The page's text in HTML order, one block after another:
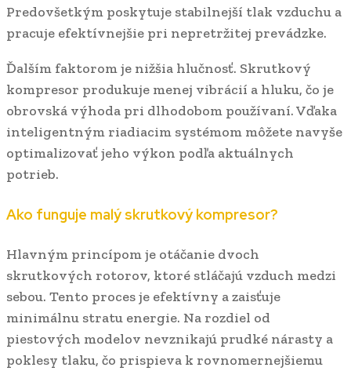
Predovšetkým poskytuje stabilnejší tlak vzduchu a
pracuje efektívnejšie pri nepretržitej prevádzke.
Ďalším faktorom je nižšia hlučnosť. Skrutkový
kompresor produkuje menej vibrácií a hluku, čo je
obrovská výhoda pri dlhodobom používaní. Vďaka
inteligentným riadiacim systémom môžete navyše
optimalizovať jeho výkon podľa aktuálnych
potrieb.
Ako funguje malý skrutkový kompresor?
Hlavným princípom je otáčanie dvoch
skrutkových rotorov, ktoré stláčajú vzduch medzi
sebou. Tento proces je efektívny a zaisťuje
minimálnu stratu energie. Na rozdiel od
piestových modelov nevznikajú prudké nárasty a
poklesy tlaku, čo prispieva k rovnomernejšiemu